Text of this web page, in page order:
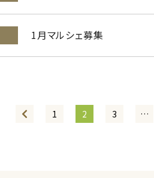
1月マルシェ募集
1 2 3 …